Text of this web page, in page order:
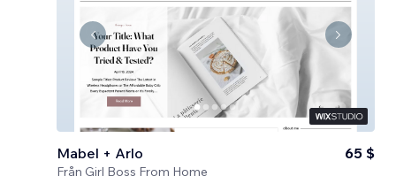
Mabel + Arlo
Från Girl Boss From Home
65 $